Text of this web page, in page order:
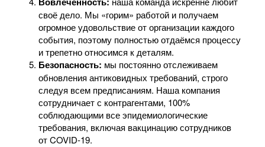
своё дело. Мы «горим» работой и получаем
огромное удовольствие от организации каждого
события, поэтому полностью отдаёмся процессу
и трепетно относимся к деталям.
Безопасность: мы постоянно отслеживаем
обновления антиковидных требований, строго
следуя всем предписаниям. Наша компания
сотрудничает с контрагентами, 100%
соблюдающими все эпидемиологические
требования, включая вакцинацию сотрудников
от COVID-19.